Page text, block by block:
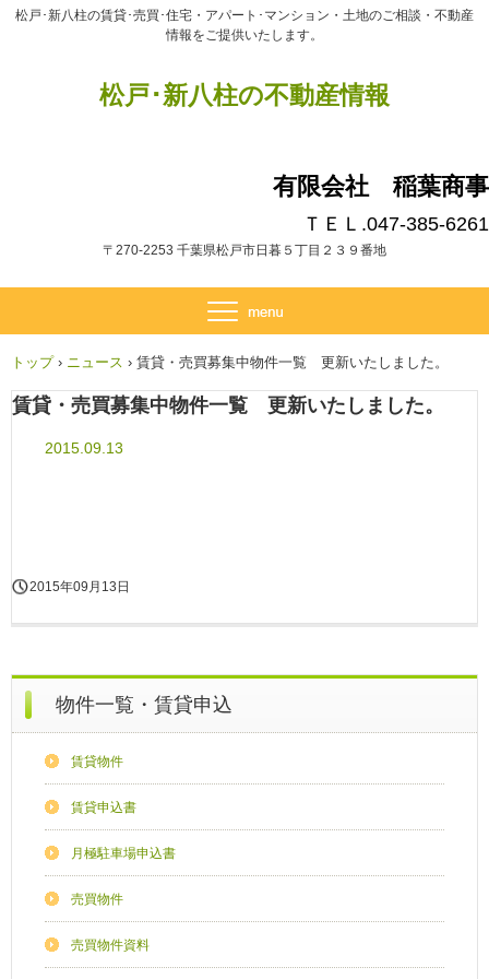
松戸･新八柱の不動産情報
松戸･新八柱の賃貸･売買･住宅・アパート･マンション・土地のご相談・不動産
情報をご提供いたします。
有限会社 稲葉商事
ＴＥＬ.047-385-6261
〒270-2253 千葉県松戸市日暮５丁目２３９番地
トップ › ニュース › 賃貸・売買募集中物件一覧 更新いたしました。
賃貸・売買募集中物件一覧 更新いたしました。
2015.09.13
2015年09月13日
物件一覧・賃貸申込
賃貸物件
賃貸申込書
月極駐車場申込書
売買物件
売買物件資料